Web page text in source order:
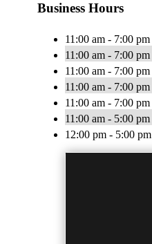
Business Hours
11:00 am - 7:00 pm
11:00 am - 7:00 pm
11:00 am - 7:00 pm
11:00 am - 7:00 pm
11:00 am - 7:00 pm
11:00 am - 5:00 pm
12:00 pm - 5:00 pm